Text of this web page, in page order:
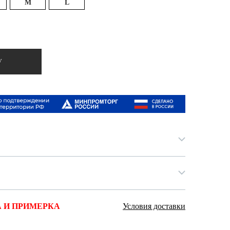
Ямало-Ненецкий автономный округ
M L
И ПРИМЕРКА Условия доставки